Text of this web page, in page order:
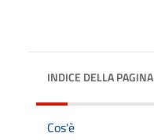
INDICE DELLA PAGINA
Cos'è